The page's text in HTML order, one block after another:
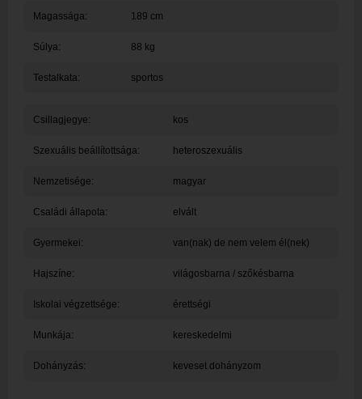
Magassága: 189 cm
Súlya: 88 kg
Testalkata: sportos
Csillagjegye: kos
Szexuális beállítottsága: heteroszexuális
Nemzetisége: magyar
Családi állapota: elvált
Gyermekei: van(nak) de nem velem él(nek)
Hajszíne: világosbarna / szőkésbarna
Iskolai végzettsége: érettségi
Munkája: kereskedelmi
Dohányzás: keveset dohányzom